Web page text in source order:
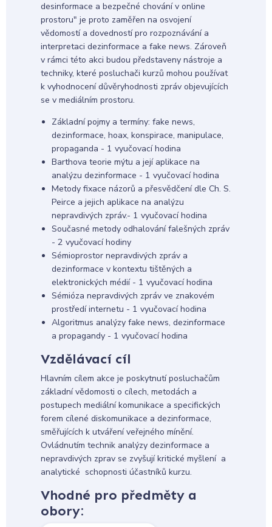
desinformace a bezpečné chování v online
prostoru" je proto zaměřen na osvojení
vědomostí a dovedností pro rozpoznávání a
interpretaci dezinformace a fake news. Zároveň
v rámci této akci budou představeny nástroje a
techniky, které posluchači kurzů mohou používat
k vyhodnocení důvěryhodnosti zpráv objevujících
se v mediálním prostoru.
Základní pojmy a termíny: fake news,
dezinformace, hoax, konspirace, manipulace,
propaganda - 1 vyučovací hodina
Barthova teorie mýtu a její aplikace na
analýzu dezinformace - 1 vyučovací hodina
Metody fixace názorů a přesvědčení dle Ch. S.
Peirce a jejich aplikace na analýzu
nepravdivých zpráv.- 1 vyučovací hodina
Současné metody odhalování falešných zpráv
- 2 vyučovací hodiny
Sémioprostor nepravdivých zpráv a
dezinformace v kontextu tištěných a
elektronických médií - 1 vyučovací hodina
Sémióza nepravdivých zpráv ve znakovém
prostředí internetu - 1 vyučovací hodina
Algoritmus analýzy fake news, dezinformace
a propagandy - 1 vyučovací hodina
Vzdělávací cíl
Hlavním cílem akce je poskytnutí posluchačům
základní vědomosti o cílech, metodách a
postupech mediální komunikace a specifických
forem cílené diskomunikace a dezinformace,
směřujících k utváření veřejného mínění.
Ovládnutím technik analýzy dezinformace a
nepravdivých zprav se zvyšují kritické myšlení a
analytické schopnosti účastníků kurzu.
Vhodné pro předměty a
obory: